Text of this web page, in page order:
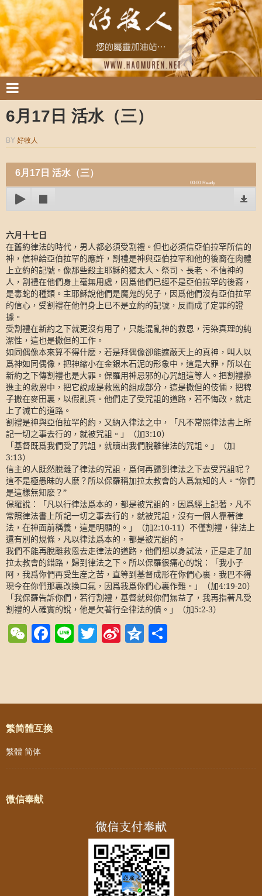
6月17日 活水（三）
BY 好牧人
6月17日 活水（三）
00:00 Ready
六月十七日
在舊約律法的時代，男人都必須受割禮。但也必須信亞伯拉罕所信的
神，信神給亞伯拉罕的應許，割禮是神與亞伯拉罕和他的後裔在肉體
上立約的記號。像那些殺主耶穌的猶太人、祭司、長老、不信神的
人，割禮在他們身上毫無用處，因爲他們已經不是亞伯拉罕的後裔，
是毒蛇的種類。主耶穌說他們是魔鬼的兒子，因爲他們沒有亞伯拉罕
的信心，受割禮在他們身上已不是立約的記號，反而成了定罪的證
據。
受割禮在新約之下就更沒有用了，只能混亂神的救恩，污染真理的純
潔性，這也是撒但的工作。
如同偶像本來算不得什麽，若是拜偶像卻能遮蔽天上的真神，叫人以
爲神如同偶像，把神縮小在金銀木石泥的形象中，這是大罪，所以在
新約之下傳割禮也是大罪。保羅用神忌邪的心咒詛這等人。把割禮摻
進主的救恩中，把它說成是救恩的組成部分，這是撒但的伎倆，把稗
子撒在麥田裏，以假亂真。他們走了受咒詛的道路，若不悔改，就走
上了滅亡的道路。
割禮是神與亞伯拉罕的約，又納入律法之中，「凡不常照律法書上所
記一切之事去行的，就被咒詛。」（加3:10）
「基督既爲我們受了咒詛，就贖出我們脫離律法的咒詛。」（加
3:13）
信主的人既然脫離了律法的咒詛，爲何再歸到律法之下去受咒詛呢？
這不是極愚昧的人麽？所以保羅稱加拉太教會的人爲無知的人。 “你們
是這樣無知麽？”
保羅說：「凡以行律法爲本的，都是被咒詛的，因爲經上記著，凡不
常照律法書上所記一切之事去行的，就被咒詛，沒有一個人靠著律
法，在神面前稱義，這是明顯的。」（加2:10-11 ）不僅割禮，律法上
還有別的規條，凡以律法爲本的，都是被咒詛的。
我們不能再脫離救恩去走律法的道路，他們想以身試法，正是走了加
拉太教會的錯路，歸到律法之下。所以保羅很痛心的說：「我小子
阿，我爲你們再受生産之苦，直等到基督成形在你們心裏，我巴不得
現今在你們那裏改換口氣，因爲我爲你們心裏作難。」（加4:19-20）
「我保羅告訴你們，若行割禮，基督就與你們無益了，我再指著凡受
割禮的人確實的說，他是欠著行全律法的債。」（加5:2-3）
WeChat
Facebook
LineTwitter
SinaQzone
Post navigation
繁简體互換
繁體 简体
微信奉献